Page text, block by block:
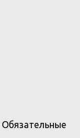
Обязательные